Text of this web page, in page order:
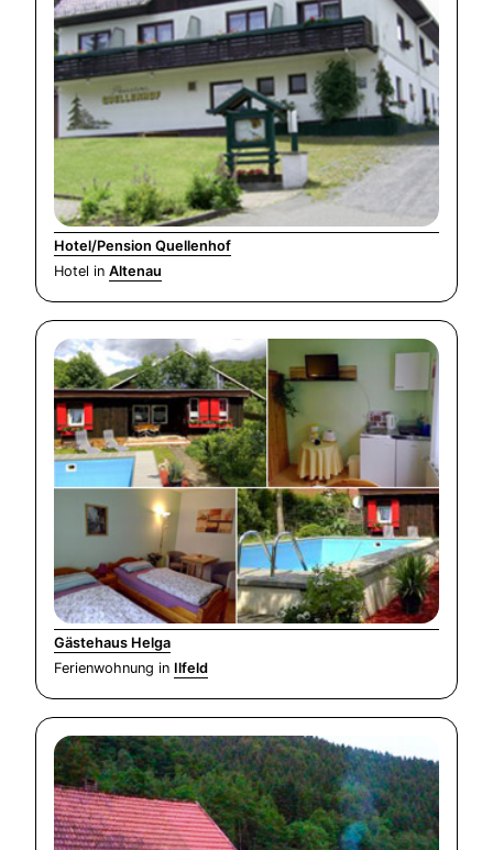
Hotel/Pension Quellenhof
Hotel in Altenau
Gästehaus Helga
Ferienwohnung in Ilfeld